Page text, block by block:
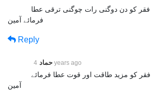
فقر کو دن دوگنی رات چوگنی ترقی عطا
فرمائے آمین
Reply
حماد 4 years ago
کو مزید طاقت اور قوت عطا فرمائے
آمین